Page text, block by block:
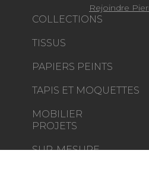
COLLECTIONS
TISSUS
PAPIERS PEINTS
TAPIS ET MOQUETTES
MOBILIER
PROJETS
SUR-MESURE
Rejoindre